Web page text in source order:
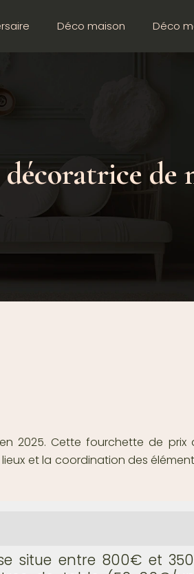
Déco maison Déco
de
2025. Cette fourchette de
et la coordination des
situe entre 800€ et